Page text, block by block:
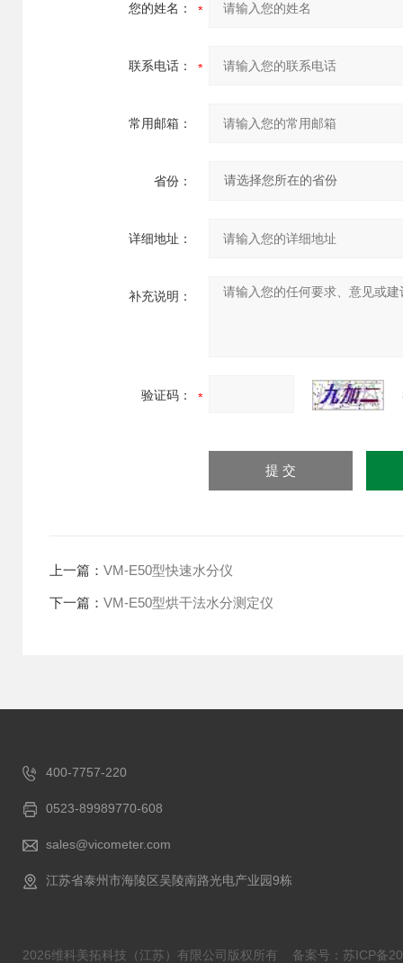
您的姓名：
联系电话：
常用邮箱：
省份：
详细地址：
补充说明：
验证码：
上一篇： VM-E50型快速水分仪
下一篇： VM-E50型烘干法水分测定仪
400-7757-220
0523-89989770-608
sales@vicometer.com
江苏省泰州市海陵区吴陵南路光电产业园9栋
2026维科美拓科技（江苏）有限公司版权所有 备案号：苏ICP备